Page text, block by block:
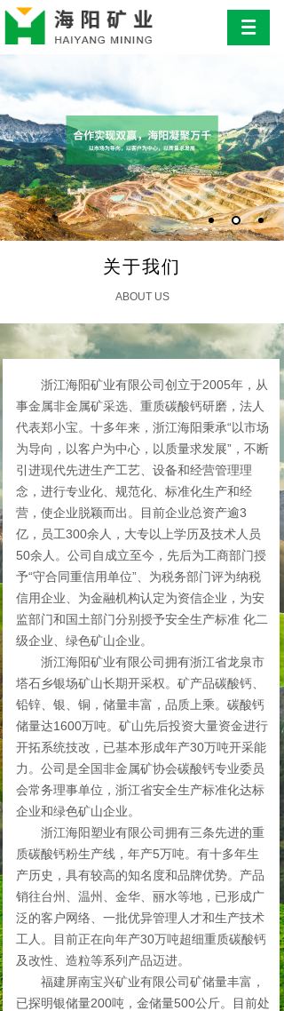
关于我们
ABOUT US
浙江海阳矿业有限公司创立于2005年，从
事金属非金属矿采选、重质碳酸钙研磨，法人
代表郑小宝。十多年来，浙江海阳秉承“以市场
为导向，以客户为中心，以质量求发展”，不断
引进现代先进生产工艺、设备和经营管理理
念，进行专业化、规范化、标准化生产和经
营，使企业脱颖而出。目前企业总资产逾3
亿，员工300余人，大专以上学历及技术人员
50余人。公司自成立至今，先后为工商部门授
予“守合同重信用单位”、为税务部门评为纳税
信用企业、为金融机构认定为资信企业，为安
监部门和国土部门分别授予安全生产标准 化二
级企业、绿色矿山企业。
浙江海阳矿业有限公司拥有浙江省龙泉市
塔石乡银场矿山长期开采权。矿产品碳酸钙、
铅锌、银、铜，储量丰富，品质上乘。碳酸钙
储量达1600万吨。矿山先后投资大量资金进行
开拓系统技改，已基本形成年产30万吨开采能
力。公司是全国非金属矿协会碳酸钙专业委员
会常务理事单位，浙江省安全生产标准化达标
企业和绿色矿山企业。
浙江海阳塑业有限公司拥有三条先进的重
质碳酸钙粉生产线，年产5万吨。有十多年生
产历史，具有较高的知名度和品牌优势。产品
销往台州、温州、金华、丽水等地，已形成广
泛的客户网络、一批优异管理人才和生产技术
工人。目前正在向年产30万吨超细重质碳酸钙
及改性、造粒等系列产品迈进。
福建屏南宝兴矿业有限公司矿储量丰富，
已探明银储量200吨，金储量500公斤。目前处